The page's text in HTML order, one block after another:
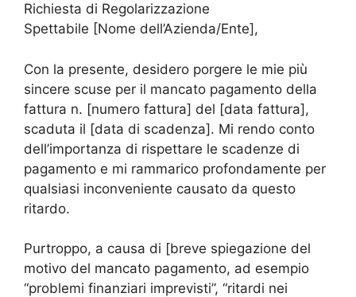
Richiesta di Regolarizzazione
Spettabile [Nome dell’Azienda/Ente],
Con la presente, desidero porgere le mie più
sincere scuse per il mancato pagamento della
fattura n. [numero fattura] del [data fattura],
scaduta il [data di scadenza]. Mi rendo conto
dell’importanza di rispettare le scadenze di
pagamento e mi rammarico profondamente per
qualsiasi inconveniente causato da questo
ritardo.
Purtroppo, a causa di [breve spiegazione del
motivo del mancato pagamento, ad esempio
“problemi finanziari imprevisti”, “ritardi nei